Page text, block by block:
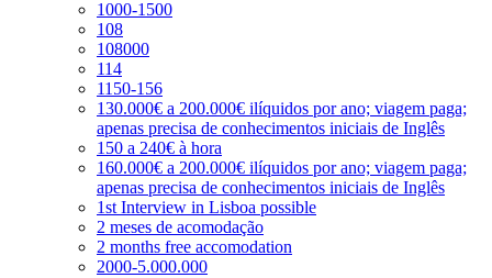
1000-1500
108
108000
114
1150-156
130.000€ a 200.000€ ilíquidos por ano; viagem paga;
apenas precisa de conhecimentos iniciais de Inglês
150 a 240€ à hora
160.000€ a 200.000€ ilíquidos por ano; viagem paga;
apenas precisa de conhecimentos iniciais de Inglês
1st Interview in Lisboa possible
2 meses de acomodação
2 months free accomodation
2000-5.000.000